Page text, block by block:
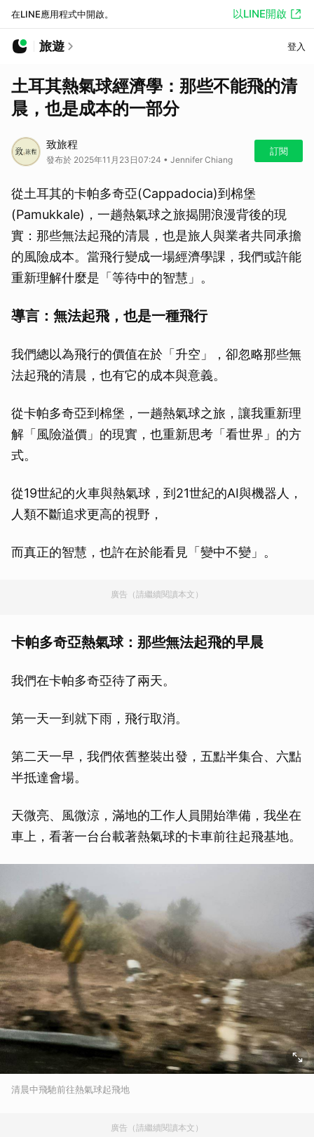
在LINE應用程式中開啟。 以LINE開啟
旅遊 登入
土耳其熱氣球經濟學：那些不能飛的清
晨，也是成本的一部分
致旅程
發布於 2025年11月23日07:24 • Jennifer Chiang
訂閱
從土耳其的卡帕多奇亞(Cappadocia)到棉堡
(Pamukkale)，一趟熱氣球之旅揭開浪漫背後的現
實：那些無法起飛的清晨，也是旅人與業者共同承擔
的風險成本。當飛行變成一場經濟學課，我們或許能
重新理解什麼是「等待中的智慧」。
導言：無法起飛，也是一種飛行
我們總以為飛行的價值在於「升空」，卻忽略那些無
法起飛的清晨，也有它的成本與意義。
從卡帕多奇亞到棉堡，一趟熱氣球之旅，讓我重新理
解「風險溢價」的現實，也重新思考「看世界」的方
式。
從19世紀的火車與熱氣球，到21世紀的AI與機器人，
人類不斷追求更高的視野，
而真正的智慧，也許在於能看見「變中不變」。
廣告（請繼續閱讀本文）
卡帕多奇亞熱氣球：那些無法起飛的早晨
我們在卡帕多奇亞待了兩天。
第一天一到就下雨，飛行取消。
第二天一早，我們依舊整裝出發，五點半集合、六點
半抵達會場。
天微亮、風微涼，滿地的工作人員開始準備，我坐在
車上，看著一台台載著熱氣球的卡車前往起飛基地。
清晨中飛馳前往熱氣球起飛地
廣告（請繼續閱讀本文）